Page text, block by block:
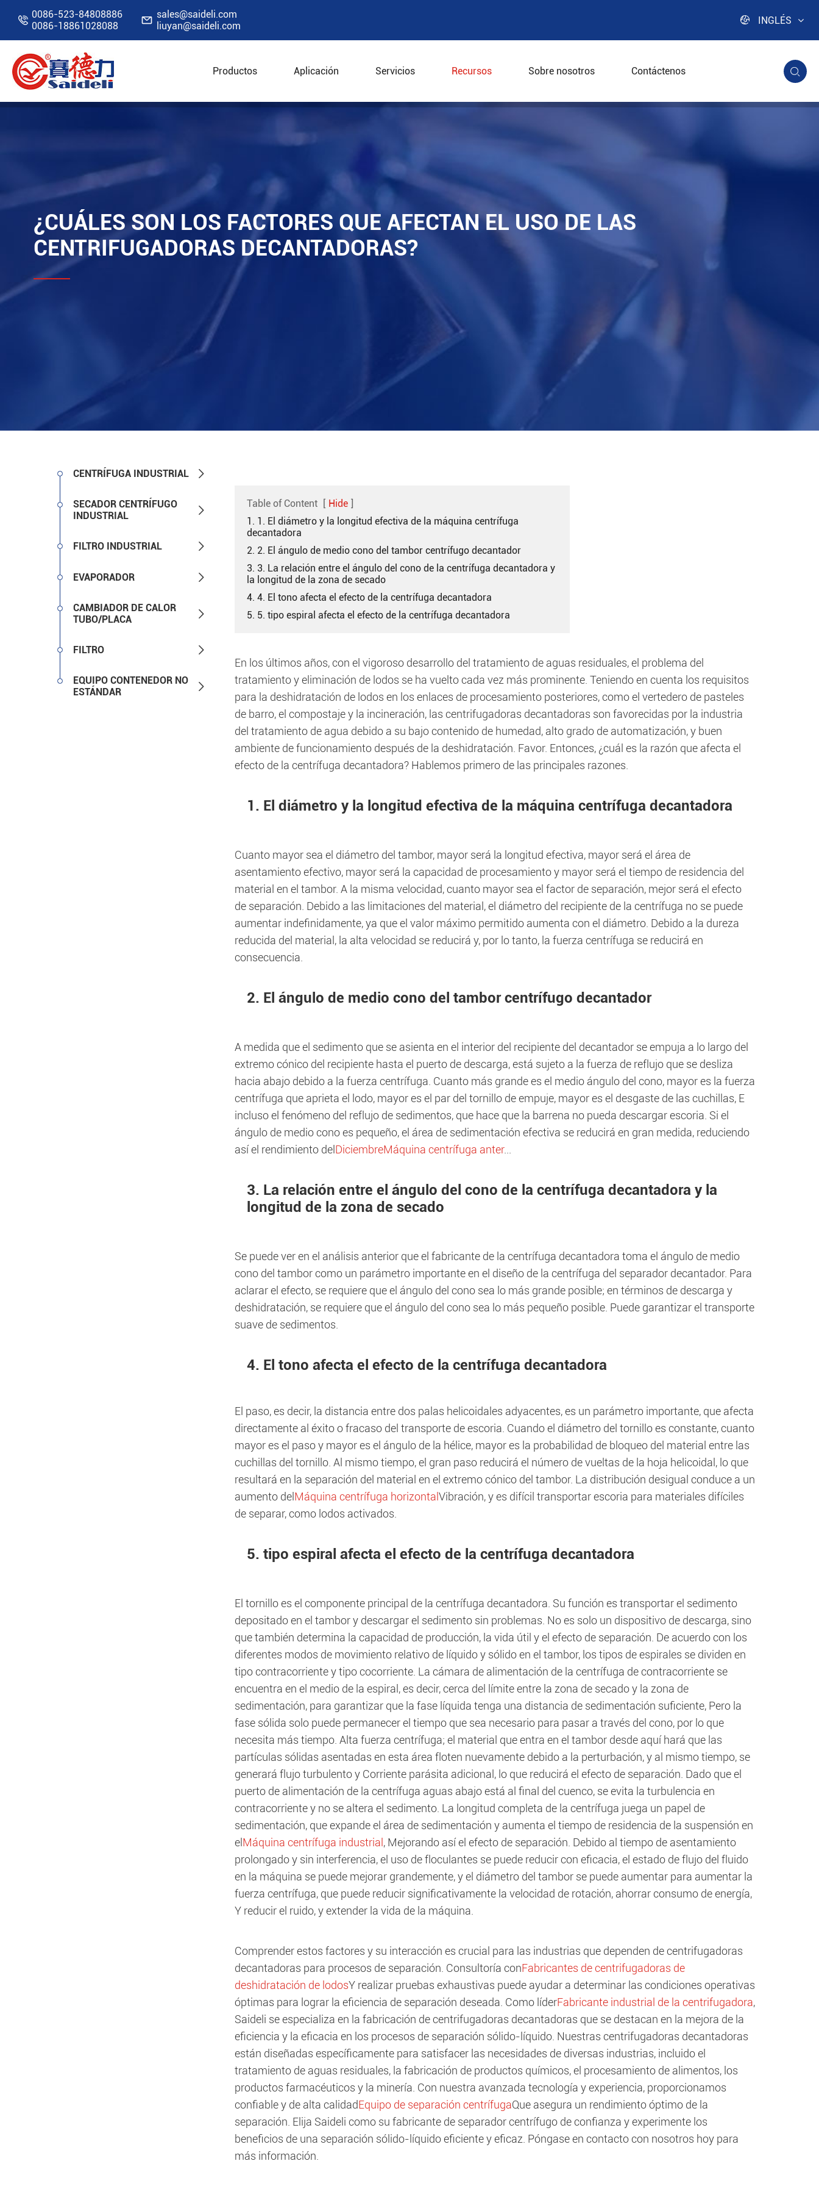
 0086-523-84808886
0086-18861028088
 sales@saideli.com
liuyan@saideli.com
 INGLÉS
Productos Aplicación Servicios Recursos Sobre nosotros Contáctenos 
Inicio Recursos
¿CUÁLES SON LOS FACTORES QUE AFECTAN EL USO DE LAS
CENTRIFUGADORAS DECANTADORAS?
CENTRÍFUGA INDUSTRIAL 
SECADOR CENTRÍFUGO
INDUSTRIAL

FILTRO INDUSTRIAL 
EVAPORADOR 
CAMBIADOR DE CALOR
TUBO/PLACA

FILTRO 
EQUIPO CONTENEDOR NO
ESTÁNDAR

Table of Content [ Hide ]
1. 1. El diámetro y la longitud efectiva de la máquina centrífuga
decantadora
2. 2. El ángulo de medio cono del tambor centrífugo decantador
3. 3. La relación entre el ángulo del cono de la centrífuga decantadora y
la longitud de la zona de secado
4. 4. El tono afecta el efecto de la centrífuga decantadora
5. 5. tipo espiral afecta el efecto de la centrífuga decantadora
En los últimos años, con el vigoroso desarrollo del tratamiento de aguas residuales, el problema del
tratamiento y eliminación de lodos se ha vuelto cada vez más prominente. Teniendo en cuenta los requisitos
para la deshidratación de lodos en los enlaces de procesamiento posteriores, como el vertedero de pasteles
de barro, el compostaje y la incineración, las centrifugadoras decantadoras son favorecidas por la industria
del tratamiento de agua debido a su bajo contenido de humedad, alto grado de automatización, y buen
ambiente de funcionamiento después de la deshidratación. Favor. Entonces, ¿cuál es la razón que afecta el
efecto de la centrífuga decantadora? Hablemos primero de las principales razones.
1. El diámetro y la longitud efectiva de la máquina centrífuga decantadora
Cuanto mayor sea el diámetro del tambor, mayor será la longitud efectiva, mayor será el área de
asentamiento efectivo, mayor será la capacidad de procesamiento y mayor será el tiempo de residencia del
material en el tambor. A la misma velocidad, cuanto mayor sea el factor de separación, mejor será el efecto
de separación. Debido a las limitaciones del material, el diámetro del recipiente de la centrífuga no se puede
aumentar indefinidamente, ya que el valor máximo permitido aumenta con el diámetro. Debido a la dureza
reducida del material, la alta velocidad se reducirá y, por lo tanto, la fuerza centrífuga se reducirá en
consecuencia.
2. El ángulo de medio cono del tambor centrífugo decantador
A medida que el sedimento que se asienta en el interior del recipiente del decantador se empuja a lo largo del
extremo cónico del recipiente hasta el puerto de descarga, está sujeto a la fuerza de reflujo que se desliza
hacia abajo debido a la fuerza centrífuga. Cuanto más grande es el medio ángulo del cono, mayor es la fuerza
centrífuga que aprieta el lodo, mayor es el par del tornillo de empuje, mayor es el desgaste de las cuchillas, E
incluso el fenómeno del reflujo de sedimentos, que hace que la barrena no pueda descargar escoria. Si el
ángulo de medio cono es pequeño, el área de sedimentación efectiva se reducirá en gran medida, reduciendo
así el rendimiento del DiciembreMáquina centrífuga anter...
3. La relación entre el ángulo del cono de la centrífuga decantadora y la
longitud de la zona de secado
Se puede ver en el análisis anterior que el fabricante de la centrífuga decantadora toma el ángulo de medio
cono del tambor como un parámetro importante en el diseño de la centrífuga del separador decantador. Para
aclarar el efecto, se requiere que el ángulo del cono sea lo más grande posible; en términos de descarga y
deshidratación, se requiere que el ángulo del cono sea lo más pequeño posible. Puede garantizar el transporte
suave de sedimentos.
4. El tono afecta el efecto de la centrífuga decantadora
El paso, es decir, la distancia entre dos palas helicoidales adyacentes, es un parámetro importante, que afecta
directamente al éxito o fracaso del transporte de escoria. Cuando el diámetro del tornillo es constante, cuanto
mayor es el paso y mayor es el ángulo de la hélice, mayor es la probabilidad de bloqueo del material entre las
cuchillas del tornillo. Al mismo tiempo, el gran paso reducirá el número de vueltas de la hoja helicoidal, lo que
resultará en la separación del material en el extremo cónico del tambor. La distribución desigual conduce a un
aumento del Máquina centrífuga horizontal Vibración, y es difícil transportar escoria para materiales difíciles
de separar, como lodos activados.
5. tipo espiral afecta el efecto de la centrífuga decantadora
El tornillo es el componente principal de la centrífuga decantadora. Su función es transportar el sedimento
depositado en el tambor y descargar el sedimento sin problemas. No es solo un dispositivo de descarga, sino
que también determina la capacidad de producción, la vida útil y el efecto de separación. De acuerdo con los
diferentes modos de movimiento relativo de líquido y sólido en el tambor, los tipos de espirales se dividen en
tipo contracorriente y tipo cocorriente. La cámara de alimentación de la centrífuga de contracorriente se
encuentra en el medio de la espiral, es decir, cerca del límite entre la zona de secado y la zona de
sedimentación, para garantizar que la fase líquida tenga una distancia de sedimentación suficiente, Pero la
fase sólida solo puede permanecer el tiempo que sea necesario para pasar a través del cono, por lo que
necesita más tiempo. Alta fuerza centrífuga; el material que entra en el tambor desde aquí hará que las
partículas sólidas asentadas en esta área floten nuevamente debido a la perturbación, y al mismo tiempo, se
generará flujo turbulento y Corriente parásita adicional, lo que reducirá el efecto de separación. Dado que el
puerto de alimentación de la centrífuga aguas abajo está al final del cuenco, se evita la turbulencia en
contracorriente y no se altera el sedimento. La longitud completa de la centrífuga juega un papel de
sedimentación, que expande el área de sedimentación y aumenta el tiempo de residencia de la suspensión en
el Máquina centrífuga industrial , Mejorando así el efecto de separación. Debido al tiempo de asentamiento
prolongado y sin interferencia, el uso de floculantes se puede reducir con eficacia, el estado de flujo del fluido
en la máquina se puede mejorar grandemente, y el diámetro del tambor se puede aumentar para aumentar la
fuerza centrífuga, que puede reducir significativamente la velocidad de rotación, ahorrar consumo de energía,
Y reducir el ruido, y extender la vida de la máquina.
Comprender estos factores y su interacción es crucial para las industrias que dependen de centrifugadoras
decantadoras para procesos de separación. Consultoría conFabricantes de centrifugadoras de
deshidratación de lodosY realizar pruebas exhaustivas puede ayudar a determinar las condiciones operativas
óptimas para lograr la eficiencia de separación deseada. Como líderFabricante industrial de la centrifugadora,
Saideli se especializa en la fabricación de centrifugadoras decantadoras que se destacan en la mejora de la
eficiencia y la eficacia en los procesos de separación sólido-líquido. Nuestras centrifugadoras decantadoras
están diseñadas específicamente para satisfacer las necesidades de diversas industrias, incluido el
tratamiento de aguas residuales, la fabricación de productos químicos, el procesamiento de alimentos, los
productos farmacéuticos y la minería. Con nuestra avanzada tecnología y experiencia, proporcionamos
confiable y de alta calidadEquipo de separación centrífugaQue asegura un rendimiento óptimo de la
separación. Elija Saideli como su fabricante de separador centrífugo de confianza y experimente los
beneficios de una separación sólido-líquido eficiente y eficaz. Póngase en contacto con nosotros hoy para
más información.